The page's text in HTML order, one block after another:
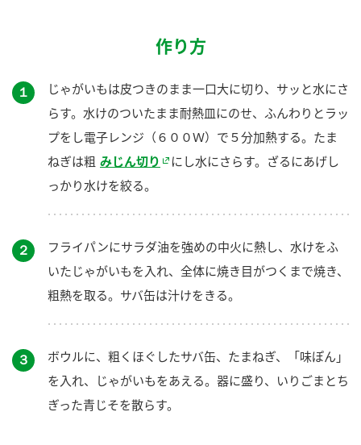
作り方
１
じゃがいもは皮つきのまま一口大に切り、サッと水にさ
らす。水けのついたまま耐熱皿にのせ、ふんわりとラッ
プをし電子レンジ（６００Ｗ）で５分加熱する。たま
ねぎは粗 みじん切り
にし水にさらす。ざるにあげし
っかり水けを絞る。
２
フライパンにサラダ油を強めの中火に熱し、水けをふ
いたじゃがいもを入れ、全体に焼き目がつくまで焼き、
粗熱を取る。サバ缶は汁けをきる。
３
ボウルに、粗くほぐしたサバ缶、たまねぎ、「味ぽん」
を入れ、じゃがいもをあえる。器に盛り、いりごまとち
ぎった青じそを散らす。